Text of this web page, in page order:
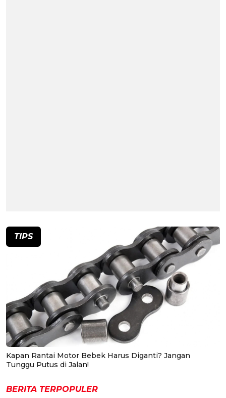
TIPS
Kapan Rantai Motor Bebek Harus Diganti? Jangan
Tunggu Putus di Jalan!
BERITA TERPOPULER